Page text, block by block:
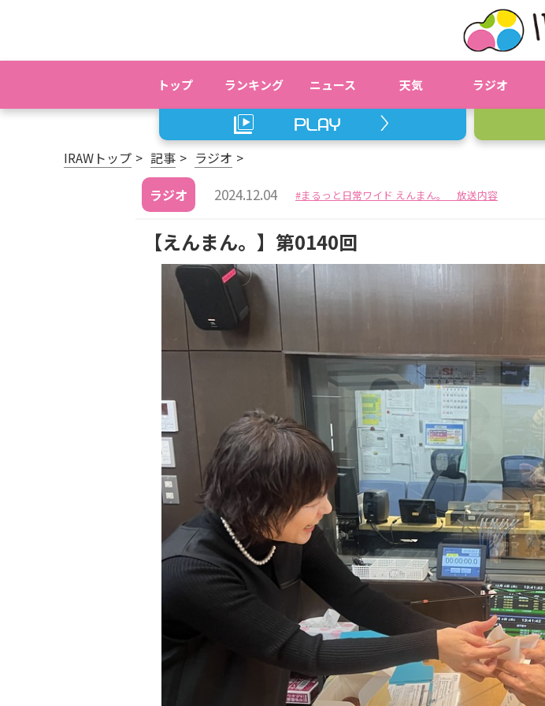
トップ ランキング ニュース 天気 ラジオ
IRAWトップ 記事
ラジオ
ラジオ
2024.12.04 まるっと日常ワイド えんまん。 放送内容
【えんまん。】第0140回